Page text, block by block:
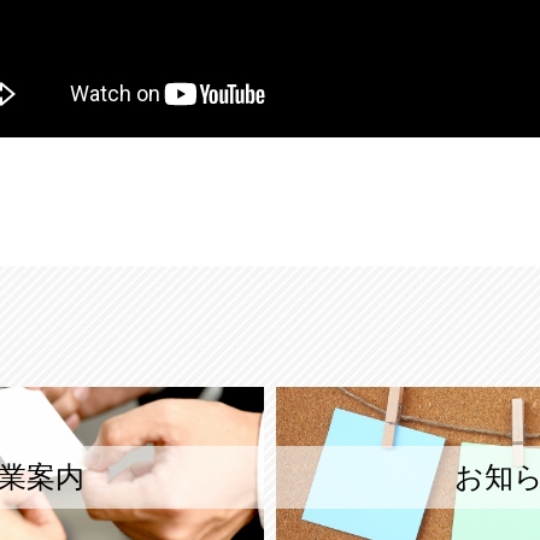
案内 お知